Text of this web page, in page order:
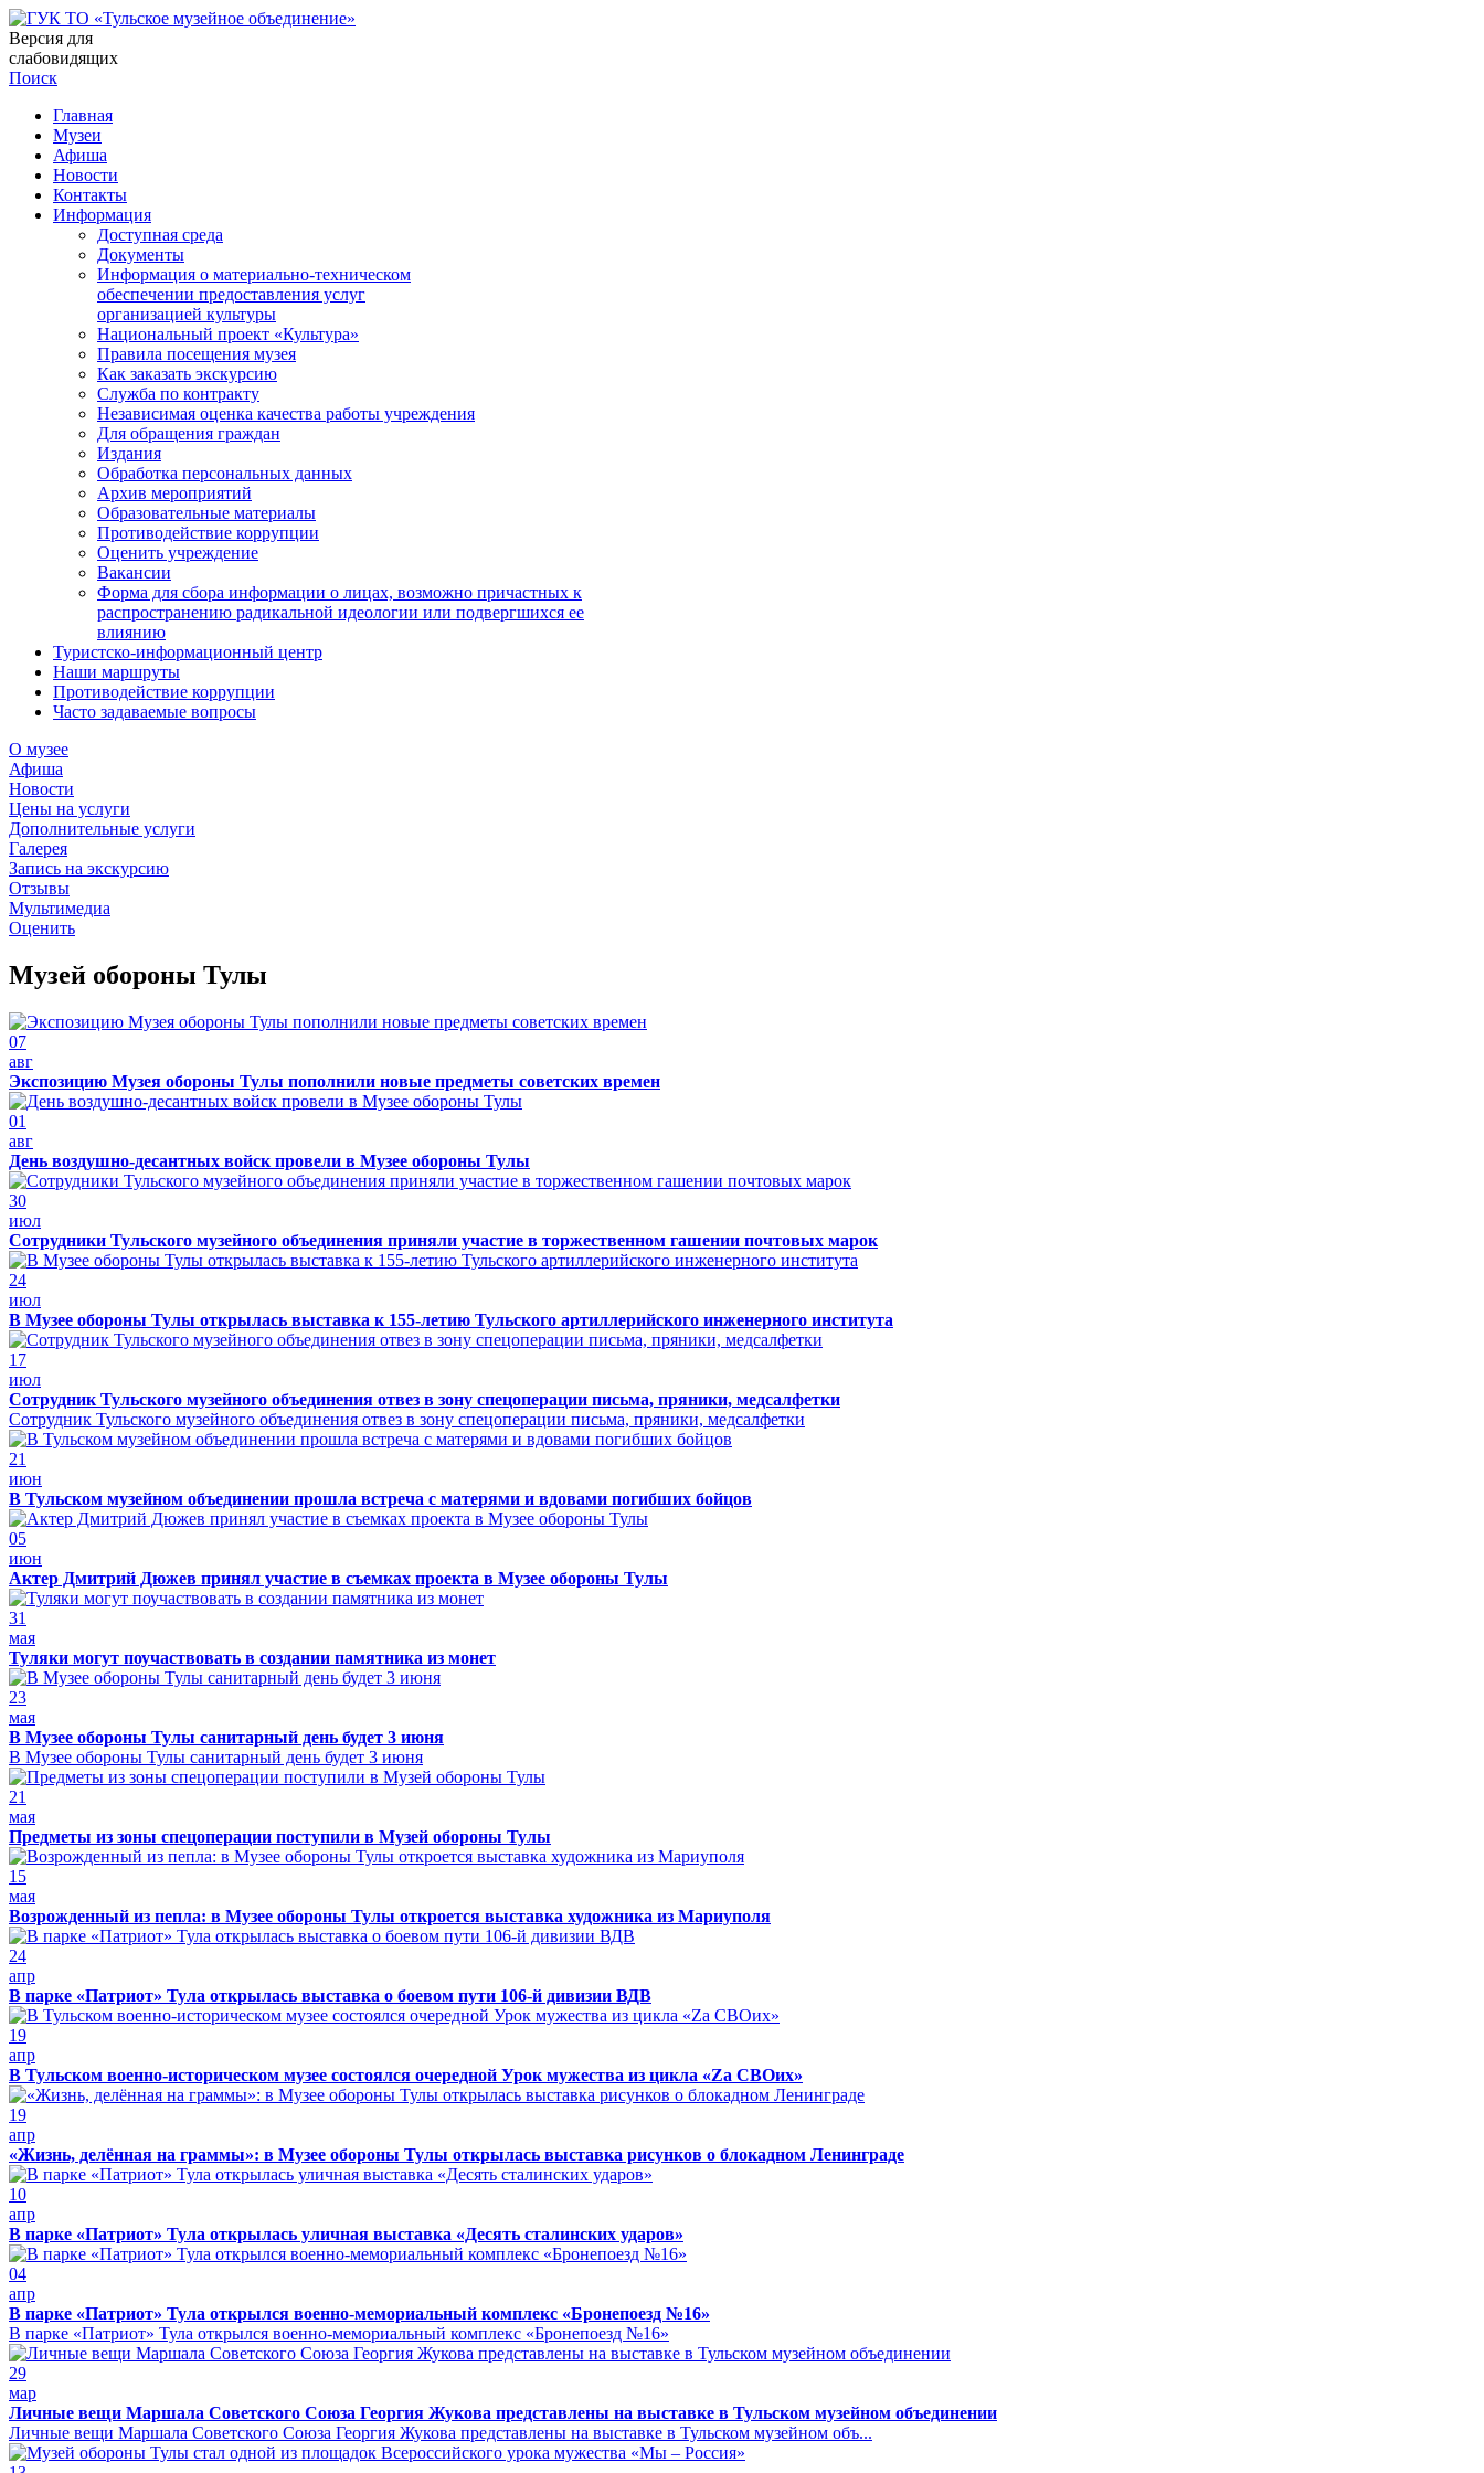
Версия для
слабовидящих
Поиск
Главная
Музеи
Афиша
Новости
Контакты
Информация
Доступная среда
Документы
Информация о материально-техническом
обеспечении предоставления услуг
организацией культуры
Национальный проект «Культура»
Правила посещения музея
Как заказать экскурсию
Служба по контракту
Независимая оценка качества работы учреждения
Для обращения граждан
Издания
Обработка персональных данных
Архив мероприятий
Образовательные материалы
Противодействие коррупции
Оценить учреждение
Вакансии
Форма для сбора информации о лицах, возможно причастных к
распространению радикальной идеологии или подвергшихся ее
влиянию
Туристско-информационный центр
Наши маршруты
Противодействие коррупции
Часто задаваемые вопросы
О музее
Афиша
Новости
Цены на услуги
Дополнительные услуги
Галерея
Запись на экскурсию
Отзывы
Мультимедиа
Оценить
Музей обороны Тулы
07
авг
Экспозицию Музея обороны Тулы пополнили новые предметы советских времен
01
авг
День воздушно-десантных войск провели в Музее обороны Тулы
30
июл
Сотрудники Тульского музейного объединения приняли участие в торжественном гашении почтовых марок
24
июл
В Музее обороны Тулы открылась выставка к 155-летию Тульского артиллерийского инженерного института
17
июл
Сотрудник Тульского музейного объединения отвез в зону спецоперации письма, пряники, медсалфетки
Сотрудник Тульского музейного объединения отвез в зону спецоперации письма, пряники, медсалфетки
21
июн
В Тульском музейном объединении прошла встреча с матерями и вдовами погибших бойцов
05
июн
Актер Дмитрий Дюжев принял участие в съемках проекта в Музее обороны Тулы
31
мая
Туляки могут поучаствовать в создании памятника из монет
23
мая
В Музее обороны Тулы санитарный день будет 3 июня
В Музее обороны Тулы санитарный день будет 3 июня
21
мая
Предметы из зоны спецоперации поступили в Музей обороны Тулы
15
мая
Возрожденный из пепла: в Музее обороны Тулы откроется выставка художника из Мариуполя
24
апр
В парке «Патриот» Тула открылась выставка о боевом пути 106-й дивизии ВДВ
19
апр
В Тульском военно-историческом музее состоялся очередной Урок мужества из цикла «Zа СВОих»
19
апр
«Жизнь, делённая на граммы»: в Музее обороны Тулы открылась выставка рисунков о блокадном Ленинграде
10
апр
В парке «Патриот» Тула открылась уличная выставка «Десять сталинских ударов»
04
апр
В парке «Патриот» Тула открылся военно-мемориальный комплекс «Бронепоезд №16»
В парке «Патриот» Тула открылся военно-мемориальный комплекс «Бронепоезд №16»
29
мар
Личные вещи Маршала Советского Союза Георгия Жукова представлены на выставке в Тульском музейном объединении
Личные вещи Маршала Советского Союза Георгия Жукова представлены на выставке в Тульском музейном объ...